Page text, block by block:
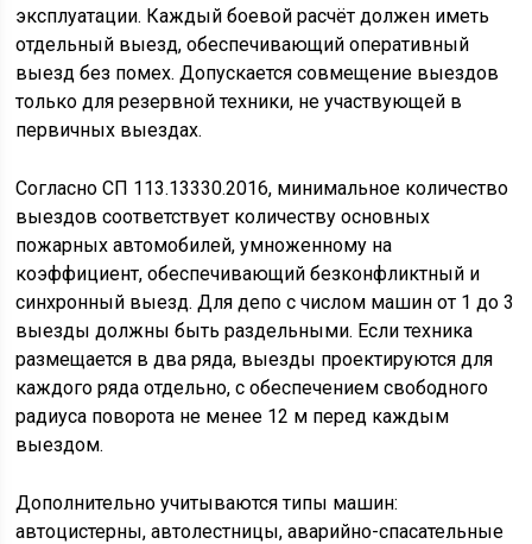
эксплуатации. Каждый боевой расчёт должен иметь
отдельный выезд, обеспечивающий оперативный
выезд без помех. Допускается совмещение выездов
только для резервной техники, не участвующей в
первичных выездах.
Согласно СП 113.13330.2016, минимальное количество
выездов соответствует количеству основных
пожарных автомобилей, умноженному на
коэффициент, обеспечивающий безконфликтный и
синхронный выезд. Для депо с числом машин от 1 до 3
выезды должны быть раздельными. Если техника
размещается в два ряда, выезды проектируются для
каждого ряда отдельно, с обеспечением свободного
радиуса поворота не менее 12 м перед каждым
выездом.
Дополнительно учитываются типы машин:
автоцистерны, автолестницы, аварийно-спасательные